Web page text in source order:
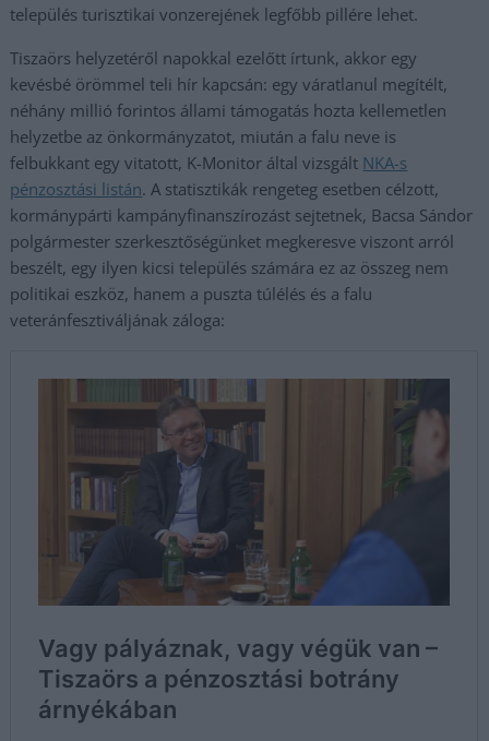
település turisztikai vonzerejének legfőbb pillére lehet.
Tiszaörs helyzetéről napokkal ezelőtt írtunk, akkor egy
kevésbé örömmel teli hír kapcsán: egy váratlanul megítélt,
néhány millió forintos állami támogatás hozta kellemetlen
helyzetbe az önkormányzatot, miután a falu neve is
felbukkant egy vitatott, K-Monitor által vizsgált NKA-s
pénzosztási listán. A statisztikák rengeteg esetben célzott,
kormánypárti kampányfinanszírozást sejtetnek, Bacsa Sándor
polgármester szerkesztőségünket megkeresve viszont arról
beszélt, egy ilyen kicsi település számára ez az összeg nem
politikai eszköz, hanem a puszta túlélés és a falu
veteránfesztiváljának záloga: